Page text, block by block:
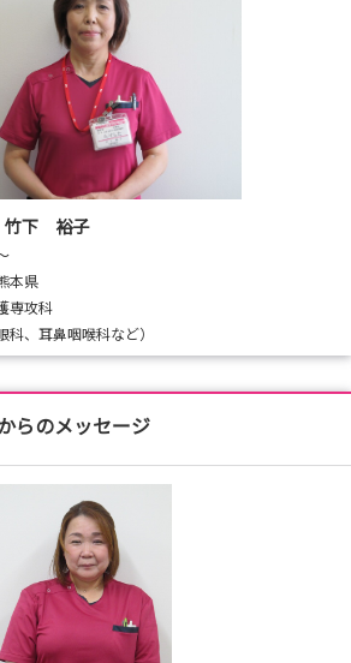
竹下 裕子
本県
専攻科
科、耳鼻咽喉科など）
らのメッセージ